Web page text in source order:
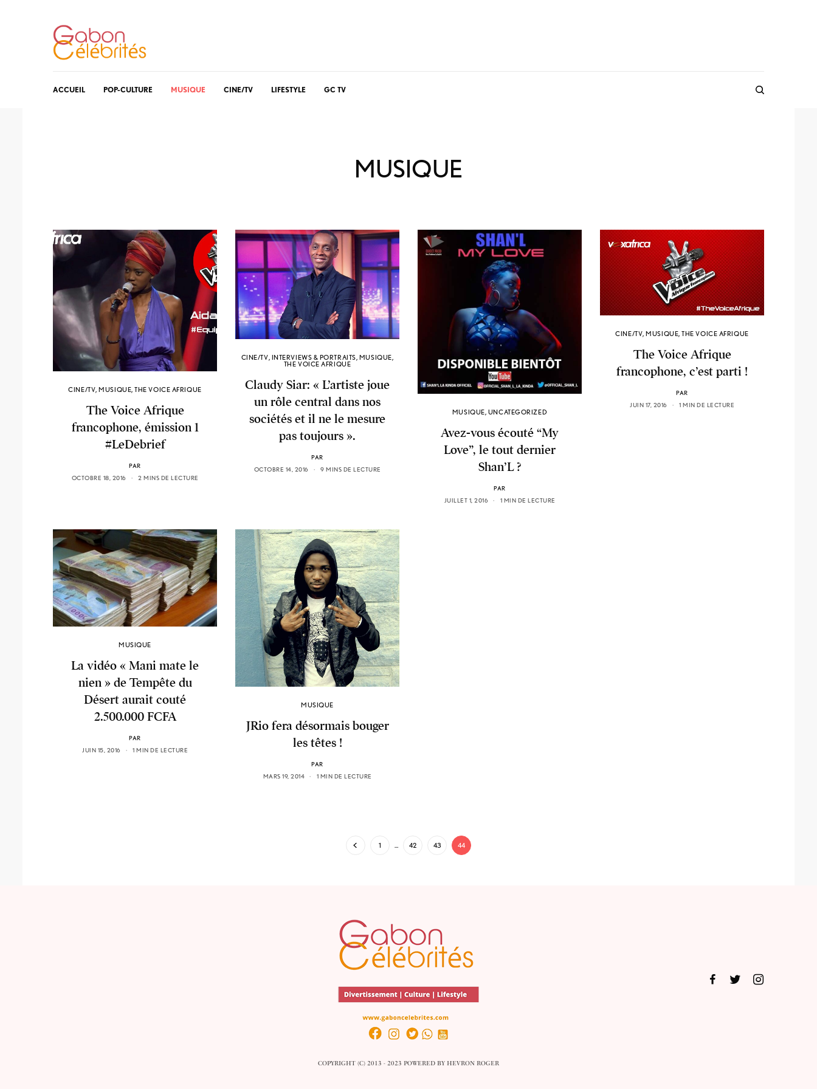
ACCUEIL POP-CULTURE MUSIQUE CINE/TV LIFESTYLE GC TV
MUSIQUE
CINE/TV,MUSIQUE,THE VOICE AFRIQUE
The Voice Afrique
francophone, émission 1
#LeDebrief
PAR
OCTOBRE 18, 2016
2 MINS DE LECTURE
CINE/TV, INTERVIEWS & PORTRAITS, MUSIQUE,
THE VOICE AFRIQUE
Claudy Siar: « L’artiste joue
un rôle central dans nos
sociétés et il ne le mesure
pas toujours ».
PAR
OCTOBRE 14, 2016
9 MINS DE LECTURE
MUSIQUE, UNCATEGORIZED
Avez-vous écouté “My
Love”, le tout dernier
Shan’L ?
PAR
JUILLET 1, 2016
1 MIN DE LECTURE
CINE/TV,MUSIQUE,THE VOICE AFRIQUE
The Voice Afrique
francophone, c’est parti !
PAR
JUIN 17, 2016
1 MIN DE LECTURE
MUSIQUE
La vidéo « Mani mate le
nien » de Tempête du
Désert aurait couté
2.500.000 FCFA
PAR
JUIN 15, 2016
1 MIN DE LECTURE
MUSIQUE
JRio fera désormais bouger
les têtes !
PAR
MARS 19, 2014
1 MIN DE LECTURE
1 … 42 43 44
COPYRIGHT (C) 2013 - 2023 POWERED BYHEVRON ROGER